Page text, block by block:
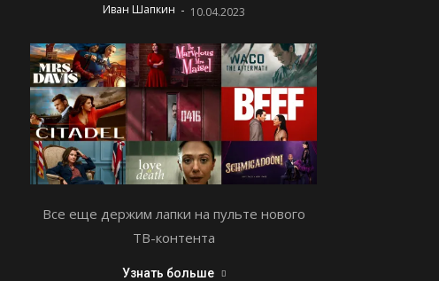
Иван Шапкин - 10.04.2023
Все еще держим лапки на пульте нового
ТВ-контента
Узнать больше